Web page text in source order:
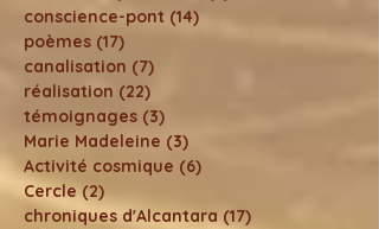
conscience-pont (14)
poèmes (17)
canalisation (7)
réalisation (22)
témoignages (3)
Marie Madeleine (3)
Activité cosmique (6)
Cercle (2)
chroniques d'Alcantara (17)